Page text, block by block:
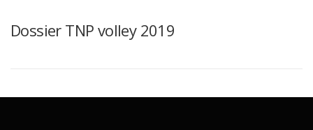
Dossier TNP volley 2019